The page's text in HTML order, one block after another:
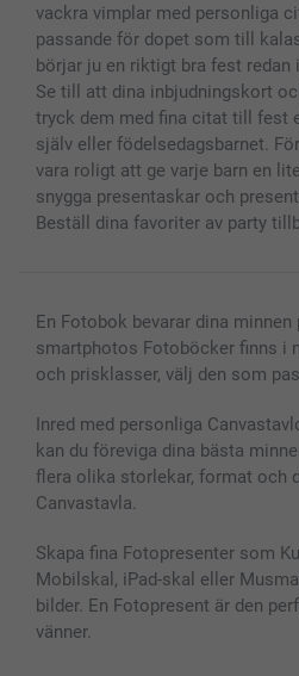
vackra vimplar med personliga
passande för dopet som till
börjar ju en riktigt bra fest redan
Se till att dina inbjudningskort
tryck dem med fina citat till fest
själv eller födelsedagsbarnet.
vara roligt att ge varje barn en
snygga presentaskar och
Beställ dina favoriter av party
En Fotobok bevarar dina minnen
smartphotos Fotoböcker finns i
och prisklasser, välj den som
Inred med personliga
kan du föreviga dina bästa
flera olika storlekar, format och
Canvastavla.
Skapa fina Fotopresenter som
Mobilskal, iPad-skal eller
bilder. En Fotopresent är den
vänner.